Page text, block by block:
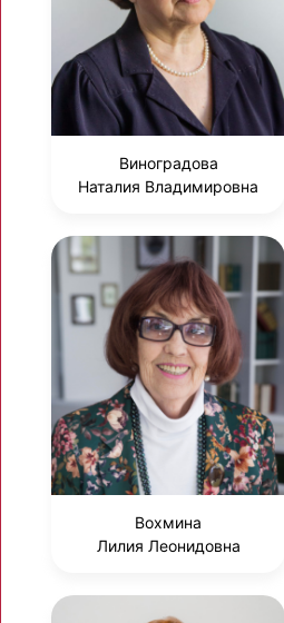
Виноградова
Наталия Владимировна
Вохмина
Лилия Леонидовна